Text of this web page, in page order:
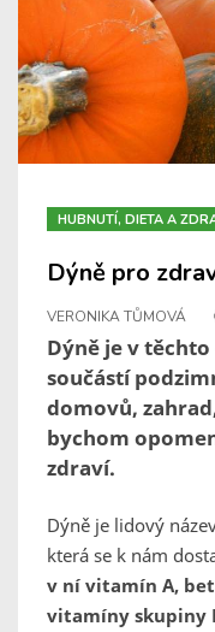
HUBNUTÍ, DIETA A
Dýně pro
VERONIKA TŮMOVÁ
Dýně je v
součástí
domovů,
bychom
zdraví.
Dýně je lidový
která se k nám
v ní vitamín A,
vitamíny skupiny